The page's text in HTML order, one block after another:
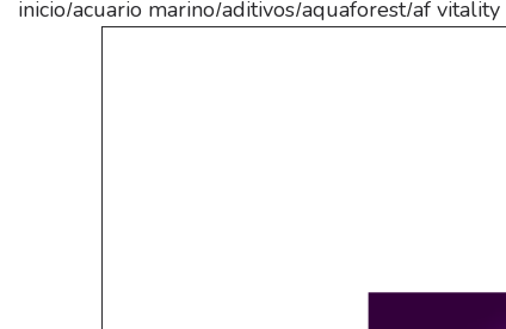
inicio/acuario marino/aditivos/aquaforest/af vitality